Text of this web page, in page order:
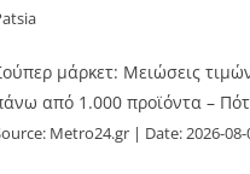
μάρκετ: Μειώσεις
από 1.000 προϊόντα –
Metro24.gr Date: 2026-08-